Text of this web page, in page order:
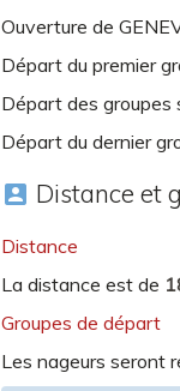
Ouverture de
Départ du premier
Départ des groupes
Départ du dernier
account_box Distance et
Distance
La distance est de
Groupes de départ
Les nageurs seront